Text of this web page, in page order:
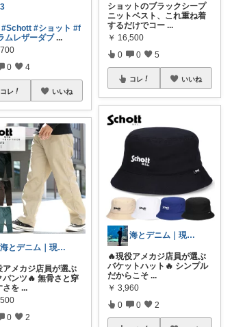
3
#Schott #ショット #f
ムレザーダブ ...
0 4
コレ いいね
海とデニム｜現役アメカジ店員
アメカジ店員が選ぶ
パンツ🔥 無骨さと穿
さを ...
0 2
ショットのブラックシープ
ニットベスト、これ重ね着
するだけでコー ...
￥ 16,500
0 0 5
コレ いいね
海とデニム｜現役アメカジ店員
🔥現役アメカジ店員が選ぶ
バケットハット🔥 シンプル
だからこそ ...
￥ 3,960
0 0 2